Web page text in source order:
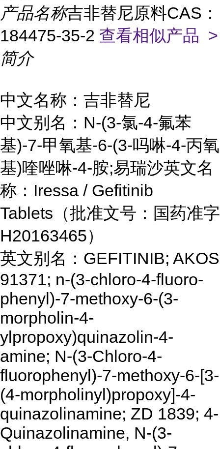
产品名称吉非替尼原料CAS：
184475-35-2 查看相似产品 >
简介
中文名称：吉非替尼
中文别名：N-(3-氯-4-氟苯
基)-7-甲氧基-6-(3-吗啉-4-丙氧
基)喹唑啉-4-胺;易瑞沙英文名
称：Iressa / Gefitinib
Tablets（批准文号：国药准字
H20163465）
英文别名：GEFITINIB; AKOS
91371; n-(3-chloro-4-fluoro-
phenyl)-7-methoxy-6-(3-
morpholin-4-
ylpropoxy)quinazolin-4-
amine; N-(3-Chloro-4-
fluorophenyl)-7-methoxy-6-[3-
(4-morpholinyl)propoxy]-4-
quinazolinamine; ZD 1839; 4-
Quinazolinamine, N-(3-